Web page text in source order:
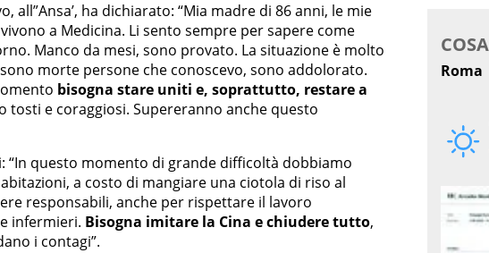
all”Ansa’, ha dichiarato: “Mia madre di 86 anni, le mie
a Medicina. Li sento sempre per sapere come
Manco da mesi, sono provato. La situazione è molto
morte persone che conoscevo, sono addolorato.
bisogna stare uniti e, soprattutto, restare a
tosti e coraggiosi. Supereranno anche questo
“In questo momento di grande difficoltà dobbiamo
a costo di mangiare una ciotola di riso al
responsabili, anche per rispettare il lavoro
infermieri. Bisogna imitare la Cina e chiudere tutto,
i contagi”.